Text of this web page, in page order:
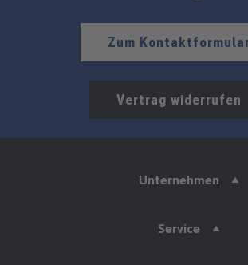
Zum
Vertrag widerrufen
Unternehmen
Service